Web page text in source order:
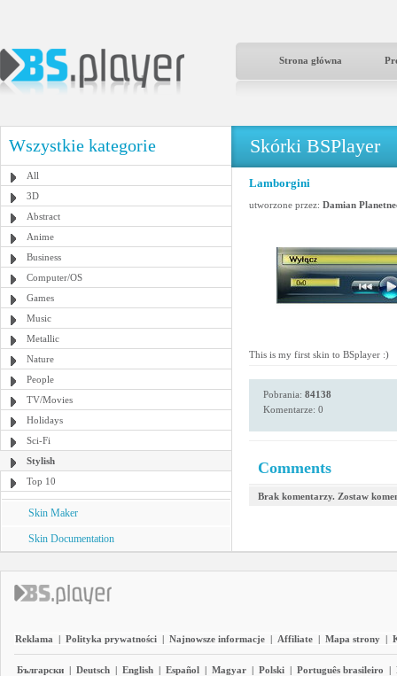
Strona główna
Wszystkie kategorie
All
3D
Abstract
Anime
Business
Computer/OS
Games
Music
Metallic
Nature
People
TV/Movies
Holidays
Sci-Fi
Stylish
Top 10
Skin Maker
Skin Documentation
Skórki BSPlayer
Lamborgini
utworzone przez: Damian
This is my first skin to BSplayer :)
Pobrania: 84138
Komentarze: 0
Comments
Brak komentarzy. Zostaw
Reklama | Polityka prywatności | Najnowsze informacje | Affiliate | Mapa strony |
Български | Deutsch | English | Español | Magyar | Polski | Português brasileiro |